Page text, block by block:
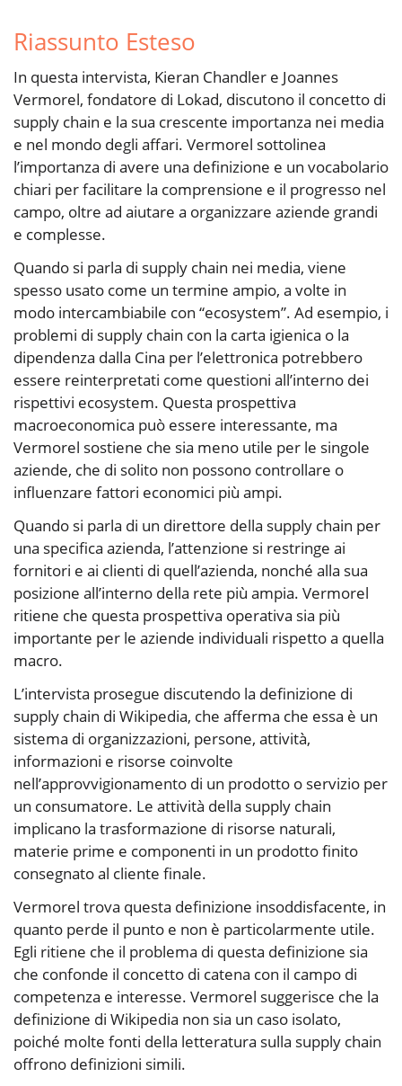
Riassunto Esteso
In questa intervista, Kieran Chandler e Joannes
Vermorel, fondatore di Lokad, discutono il concetto di
supply chain e la sua crescente importanza nei media
e nel mondo degli affari. Vermorel sottolinea
l’importanza di avere una definizione e un vocabolario
chiari per facilitare la comprensione e il progresso nel
campo, oltre ad aiutare a organizzare aziende grandi
e complesse.
Quando si parla di supply chain nei media, viene
spesso usato come un termine ampio, a volte in
modo intercambiabile con “ecosystem”. Ad esempio, i
problemi di supply chain con la carta igienica o la
dipendenza dalla Cina per l’elettronica potrebbero
essere reinterpretati come questioni all’interno dei
rispettivi ecosystem. Questa prospettiva
macroeconomica può essere interessante, ma
Vermorel sostiene che sia meno utile per le singole
aziende, che di solito non possono controllare o
influenzare fattori economici più ampi.
Quando si parla di un direttore della supply chain per
una specifica azienda, l’attenzione si restringe ai
fornitori e ai clienti di quell’azienda, nonché alla sua
posizione all’interno della rete più ampia. Vermorel
ritiene che questa prospettiva operativa sia più
importante per le aziende individuali rispetto a quella
macro.
L’intervista prosegue discutendo la definizione di
supply chain di Wikipedia, che afferma che essa è un
sistema di organizzazioni, persone, attività,
informazioni e risorse coinvolte
nell’approvvigionamento di un prodotto o servizio per
un consumatore. Le attività della supply chain
implicano la trasformazione di risorse naturali,
materie prime e componenti in un prodotto finito
consegnato al cliente finale.
Vermorel trova questa definizione insoddisfacente, in
quanto perde il punto e non è particolarmente utile.
Egli ritiene che il problema di questa definizione sia
che confonde il concetto di catena con il campo di
competenza e interesse. Vermorel suggerisce che la
definizione di Wikipedia non sia un caso isolato,
poiché molte fonti della letteratura sulla supply chain
offrono definizioni simili.